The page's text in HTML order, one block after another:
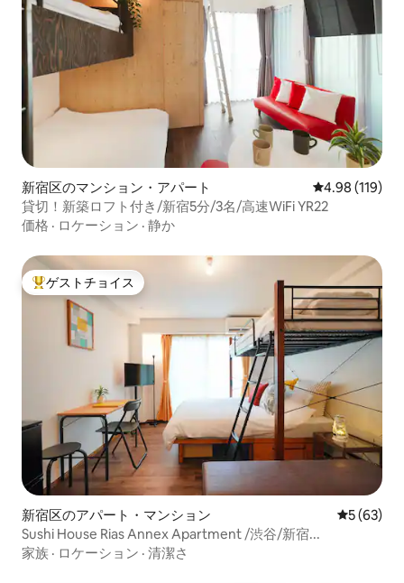
新宿区のマンション・アパート レビュー119
4.98 (119)
貸切！新築ロフト付き/新宿5分/3名/高速WiFi YR22
価格 · ロケーション · 静か
大好評のゲストチョイスです。
ゲストチョイス
新宿区のアパート・マンション レビュー
5 (63)
Sushi House Rias Annex Apartment /渋谷/新宿...
家族 · ロケーション · 清潔さ